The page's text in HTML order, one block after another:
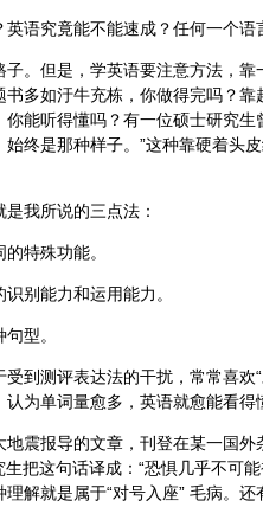
语究竟能不能速成？任何一个语
。但是，学英语要注意方法，
多如汙牛充栋，你做得完吗？
能听得懂吗？有一位硕士研究
终是那种样子。”这种靠硬着头
我所说的三点法：
特殊功能。
别能力和运用能力。
型。
到测评表达法的干扰，常常喜欢
为单词量愈多，英语就愈能看得
震报导的文章，刊登在某一国
把这句话译成：“恐惧几乎不可
解就是属于“对号入座” 毛病。